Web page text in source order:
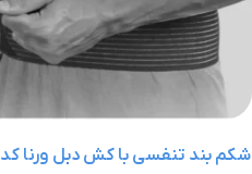
شکم بند تنفسی با کش دبل ورنا کد v203